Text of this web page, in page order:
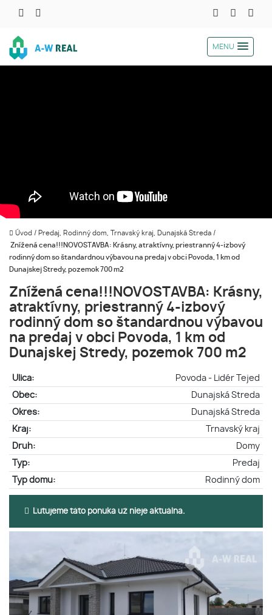
MENU
Úvod / Predaj, Rodinný dom, Trnavský kraj, Dunajská Streda /
Znížená cena!!!NOVOSTAVBA: Krásny, atraktívny, priestranný 4-izbový
rodinný dom so štandardnou výbavou na predaj v obci Povoda, 1 km od
Dunajskej Stredy, pozemok 700 m2
Znížená cena!!!NOVOSTAVBA: Krásny,
atraktívny, priestranný 4-izbový
rodinný dom so štandardnou výbavou
na predaj v obci Povoda, 1 km od
Dunajskej Stredy, pozemok 700 m2
Ulica:
Povoda - Lidér Tejed
Obec:
Dunajská Streda
Okres:
Dunajská Streda
Kraj:
Trnavský kraj
Druh:
Domy
Typ:
Predaj
Typ domu:
Rodinný dom
Ľutujeme táto ponuka už nieje aktuálna.